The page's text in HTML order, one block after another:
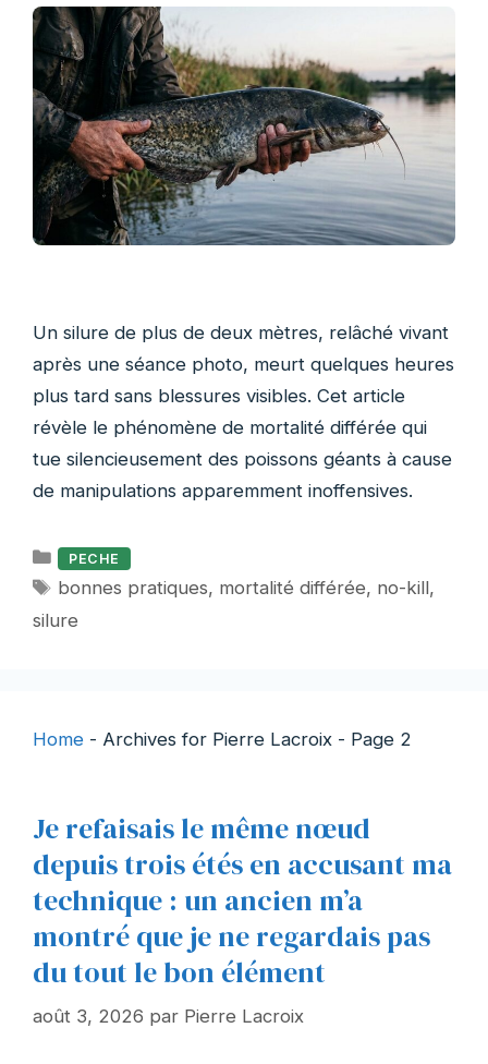
Un silure de plus de deux mètres, relâché vivant
après une séance photo, meurt quelques heures
plus tard sans blessures visibles. Cet article
révèle le phénomène de mortalité différée qui
tue silencieusement des poissons géants à cause
de manipulations apparemment inoffensives.
Catégories
PECHE
Étiquettes
bonnes pratiques, mortalité différée, no-kill,
silure
Home - Archives for Pierre Lacroix - Page 2
Je refaisais le même nœud
depuis trois étés en accusant ma
technique : un ancien m’a
montré que je ne regardais pas
du tout le bon élément
août 3, 2026 par Pierre Lacroix